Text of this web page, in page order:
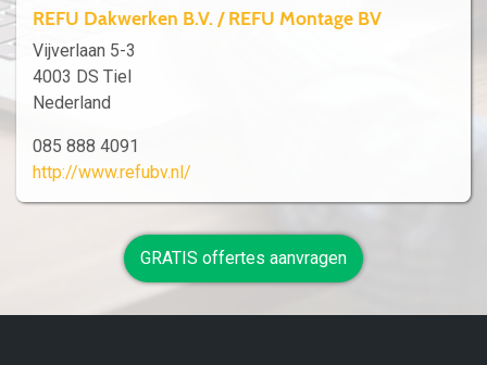
REFU Dakwerken B.V. / REFU Montage BV
Vijverlaan 5-3
4003 DS Tiel
Nederland
085 888 4091
http://www.refubv.nl/
GRATIS offertes aanvragen